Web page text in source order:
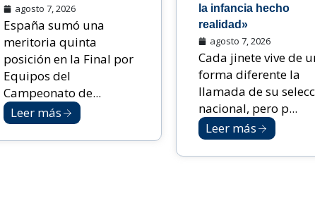
agosto 7, 2026
España sumó una
meritoria quinta
posición en la Final por
Equipos del
Campeonato de...
Leer más
la infancia hecho
realidad»
agosto 7, 2026
Cada jinete vive de
forma diferente la
llamada de su
nacional, pero p...
Leer más